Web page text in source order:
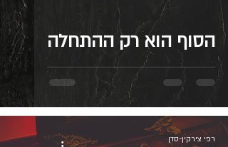
הסוף הוא רק ההתחלה
רפי צירקין-סדן